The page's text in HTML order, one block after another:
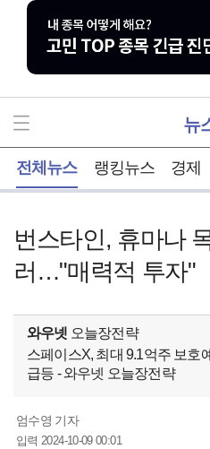
뉴
전체뉴스 랭킹뉴스 경제
번스타인, 휴마나
러…"매력적 투자"
와우넷 오늘장전략
스페이스X, 최대 9.1억주 보호
급등 - 와우넷 오늘장전략
엄수영 기자
입력2024-10-09 00:01